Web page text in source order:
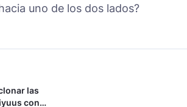
uno de los dos lados?
las
con